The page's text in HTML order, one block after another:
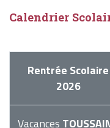
Calendrier
Rentrée Scolaire
2026
Vacances